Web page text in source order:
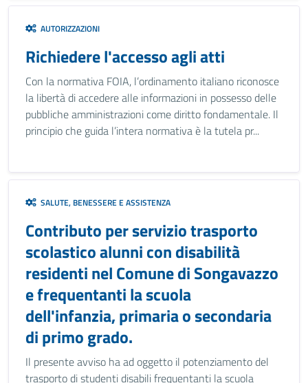
AUTORIZZAZIONI
Richiedere l'accesso agli atti
Con la normativa FOIA, l’ordinamento italiano riconosce
la libertà di accedere alle informazioni in possesso delle
pubbliche amministrazioni come diritto fondamentale. Il
principio che guida l’intera normativa è la tutela pr...
SALUTE, BENESSERE E ASSISTENZA
Contributo per servizio trasporto
scolastico alunni con disabilità
residenti nel Comune di Songavazzo
e frequentanti la scuola
dell'infanzia, primaria o secondaria
di primo grado.
Il presente avviso ha ad oggetto il potenziamento del
trasporto di studenti disabili frequentanti la scuola